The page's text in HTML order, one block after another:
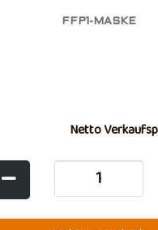
FFP1-MASKE
Netto